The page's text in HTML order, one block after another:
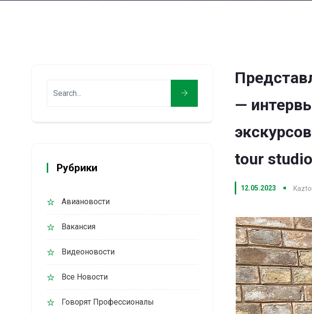
—
tour
12.05.2023
Рубрики
Авиановости
Вакансия
Видеоновости
Все Новости
Говорят Профессионалы